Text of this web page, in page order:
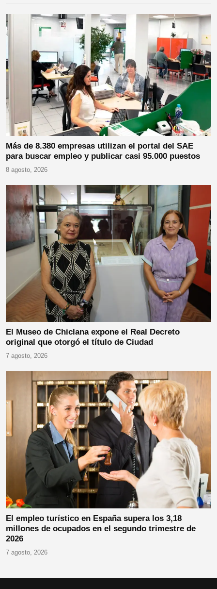
Más de 8.380 empresas utilizan el portal del SAE
para buscar empleo y publicar casi 95.000 puestos
8 agosto, 2026
El Museo de Chiclana expone el Real Decreto
original que otorgó el título de Ciudad
7 agosto, 2026
El empleo turístico en España supera los 3,18
millones de ocupados en el segundo trimestre de
2026
7 agosto, 2026